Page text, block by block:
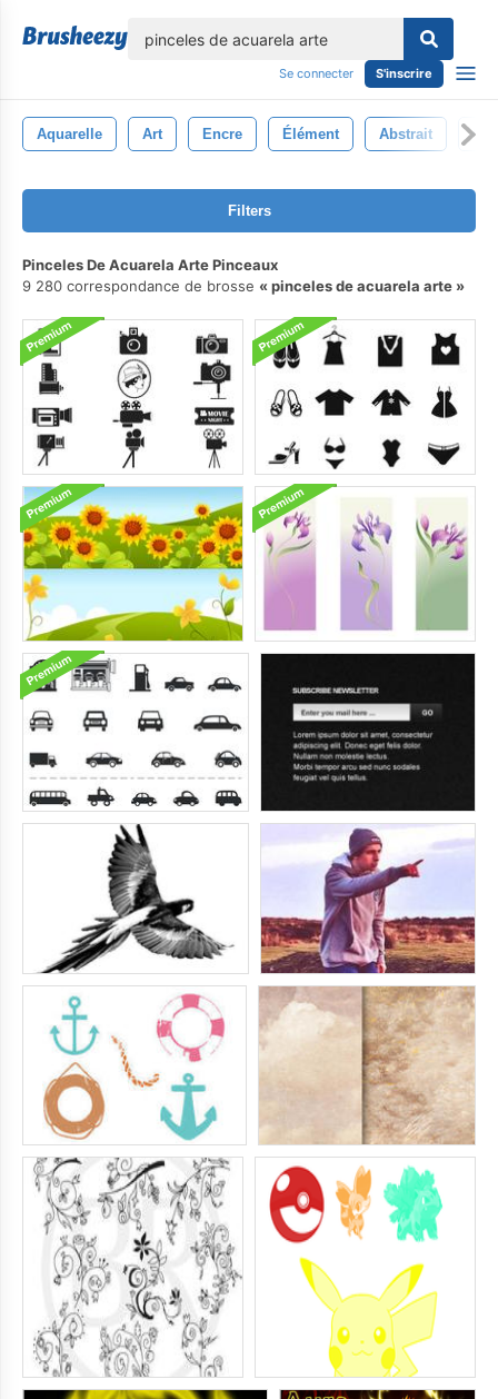
Se connecter S'inscrire
Aquarelle Art Encre Élément Abstrait
Filters
Pinceles De Acuarela Arte Pinceaux
9 280 correspondance de brosse
pinceles de acuarela arte